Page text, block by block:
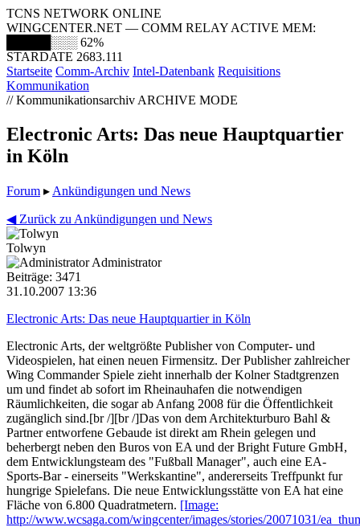
TCNS NETWORK ONLINE
WINGCENTER.NET — COMM RELAY ACTIVE MEM:
█████░░░ 62%
STARDATE 2683.111
Startseite Comm-Archiv Intel-Datenbank Requisitions
Kommunikation
// Kommunikationsarchiv ARCHIVE MODE
Electronic Arts: Das neue Hauptquartier
in Köln
Forum ▸ Ankündigungen und News
◀ Zurück zu Ankündigungen und News
Tolwyn
Administrator
Beiträge: 3471
31.10.2007 13:36
Electronic Arts: Das neue Hauptquartier in Köln
Electronic Arts, der weltgrößte Publisher von Computer- und
Videospielen, hat einen neuen Firmensitz. Der Publisher zahlreicher
Wing Commander Spiele zieht innerhalb der Kolner Stadtgrenzen
um und findet ab sofort im Rheinauhafen die notwendigen
Räumlichkeiten, die sogar ab Anfang 2008 für die Öffentlichkeit
zugänglich sind.[br /][br /]Das von dem Architekturburo Bahl &
Partner entworfene Gebaude ist direkt am Rhein gelegen und
beherbergt neben den Buros von EA und der Bright Future GmbH,
dem Entwicklungsteam des "Fußball Manager", auch eine EA-
Sports-Bar - einerseits "Werkskantine", andererseits Treffpunkt fur
hungrige Spielefans. Die neue Entwicklungsstätte von EA hat eine
Fläche von 6.800 Quadratmetern. [Image:
http://www.wcsaga.com/wingcenter/images/stories/20071031/